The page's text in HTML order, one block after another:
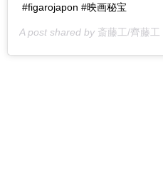
#figarojapon #映画秘宝
A post shared by 斎藤工/齊藤